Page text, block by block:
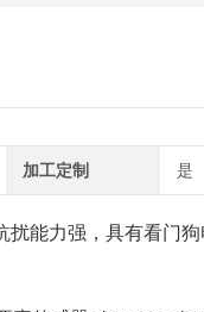
加工定制 是
能力强，具有看门